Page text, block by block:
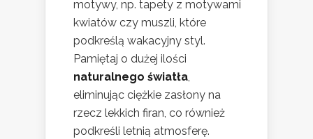
motywy, np. tapety z motywami
kwiatów czy muszli, które
podkreślą wakacyjny styl.
Pamiętaj o dużej ilości
naturalnego światła,
eliminując ciężkie zasłony na
rzecz lekkich firan, co również
podkreśli letnią atmosferę.